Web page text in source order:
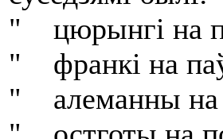
" цюрынгі на
" франкі на
" алеманны на